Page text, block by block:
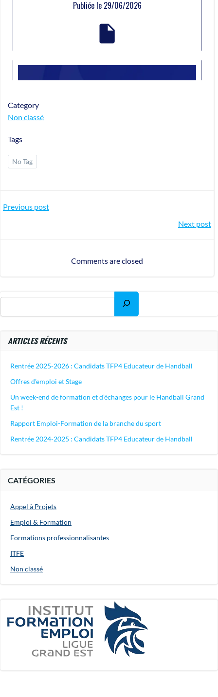
Category
Non classé
Tags
No Tag
Previous post
Next post
Comments are closed
ARTICLES RÉCENTS
Rentrée 2025-2026 : Candidats TFP4 Educateur de Handball
Offres d’emploi et Stage
Un week-end de formation et d’échanges pour le Handball Grand
Est !
Rapport Emploi-Formation de la branche du sport
Rentrée 2024-2025 : Candidats TFP4 Educateur de Handball
CATÉGORIES
Appel à Projets
Emploi & Formation
Formations professionnalisantes
ITFE
Non classé